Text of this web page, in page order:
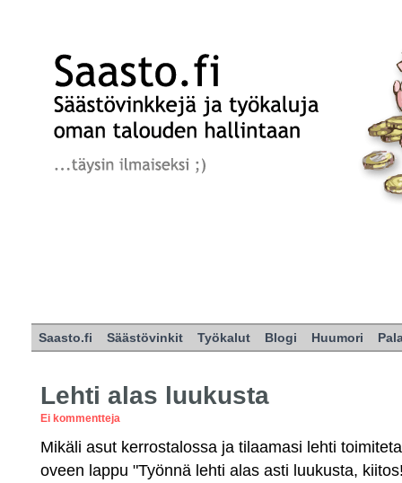
Saasto.fi Säästövinkit Työkalut Blogi Huumori
Lehti alas luukusta
Ei kommentteja
Mikäli asut kerrostalossa ja tilaamasi lehti
oveen lappu "Työnnä lehti alas asti luukusta,